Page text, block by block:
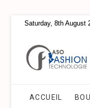
content
Saturday, 8th August
ACCUEIL